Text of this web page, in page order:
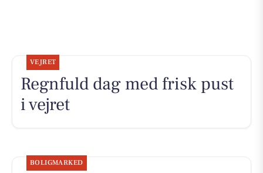
VEJRET
Regnfuld dag med frisk pust
i vejret
BOLIGMARKED